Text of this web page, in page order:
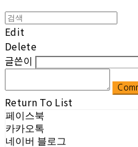
Edit
Delete
글쓴이
Return To List
페이스북
카카오톡
네이버 블로그